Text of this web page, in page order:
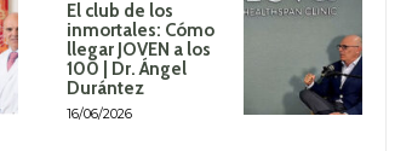
El club de los
inmortales: Cómo
llegar JOVEN a los
100 | Dr. Ángel
Durántez
16/06/2026